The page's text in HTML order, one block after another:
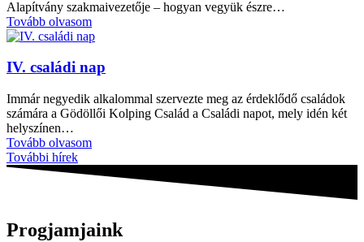
Alapítvány szakmaivezetője – hogyan vegyük észre…
Tovább olvasom
IV. családi nap
Immár negyedik alkalommal szervezte meg az érdeklődő családok
számára a Gödöllői Kolping Család a Családi napot, mely idén két
helyszínen…
Tovább olvasom
További hírek
Progjamjaink